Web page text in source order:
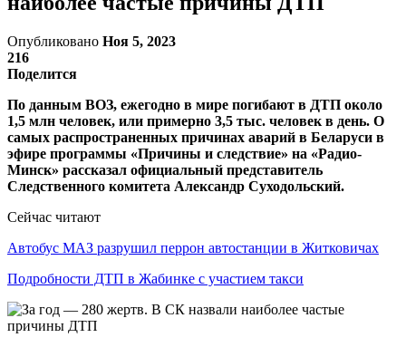
Опубликовано Ноя 5, 2023
216
Поделится
По данным ВОЗ, ежегодно в мире погибают в ДТП около
1,5 млн человек, или примерно 3,5 тыс. человек в день. О
самых распространенных причинах аварий в Беларуси в
эфире программы «Причины и следствие» на «Радио-
Минск» рассказал официальный представитель
Следственного комитета Александр Суходольский.
Сейчас читают
Автобус МАЗ разрушил перрон автостанции в Житковичах
Подробности ДТП в Жабинке с участием такси